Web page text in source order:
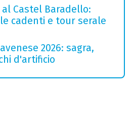
al Castel Baradello:
cadenti e tour serale
2026: sagra,
d'artificio